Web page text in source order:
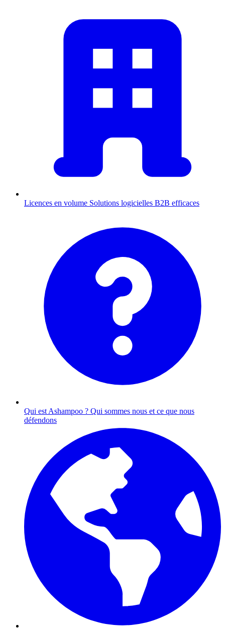
Licences en volume Solutions logicielles B2B efficaces
Qui est Ashampoo ? Qui sommes nous et ce que nous
défendons